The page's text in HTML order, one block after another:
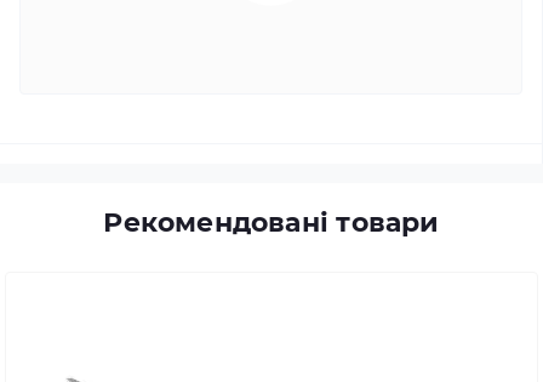
Рекомендовані товари